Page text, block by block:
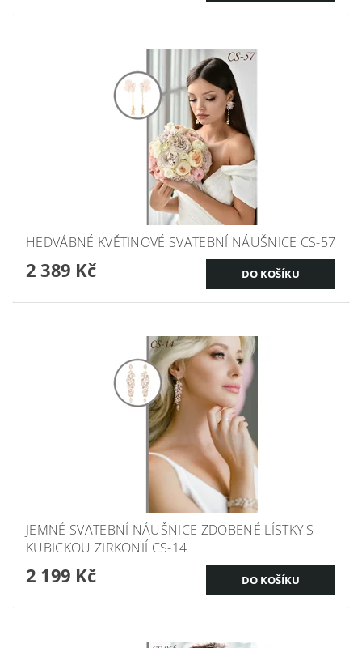
HEDVÁBNÉ KVĚTINOVÉ SVATEBNÍ NÁUŠNICE CS-57
2 389 Kč
JEMNÉ SVATEBNÍ NÁUŠNICE ZDOBENÉ LÍSTKY S
KUBICKOU ZIRKONIÍ CS-14
2 199 Kč